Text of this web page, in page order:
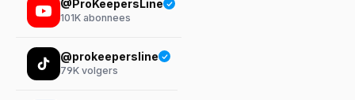
@ProKeepersLine
101K abonnees
@prokeepersline
79K volgers